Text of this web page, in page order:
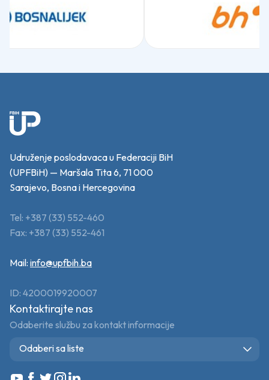
Udruženje poslodavaca u Federaciji BiH
(UPFBiH) — Maršala Tita 6, 71 000
Sarajevo, Bosna i Hercegovina
Tel: +387 (33) 552-460
Fax: +387 (33) 552-461
Mail: info@upfbih.ba
ID: 4200019920007
Kontaktirajte nas
Odaberite službu za kontakt informacije
Odaberi sa liste